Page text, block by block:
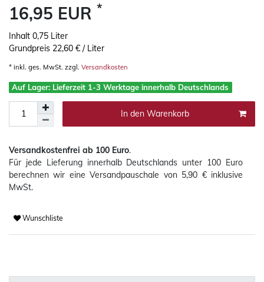
16,95 EUR *
Inhalt 0,75 Liter
Grundpreis 22,60 € / Liter
* inkl. ges. MwSt. zzgl. Versandkosten
Auf Lager: Lieferzeit 1-3 Werktage innerhalb Deutschlands
In den Warenkorb
Versandkostenfrei ab 100 Euro.
Für jede Lieferung innerhalb Deutschlands unter 100 Euro
berechnen wir eine Versandpauschale von 5,90 € inklusive
MwSt.
Wunschliste